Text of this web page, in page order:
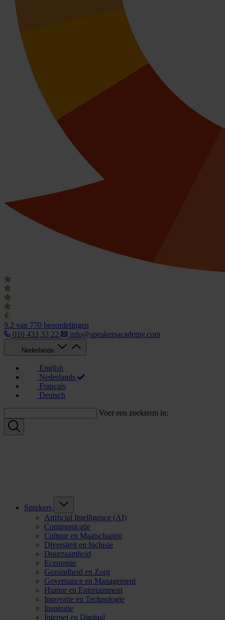
9.2 van 770 beoordelingen
010 433 33 22
info@speakersacademy.com
Nederlands
English
Nederlands
Français
Deutsch
Voer een zoekterm in:
Sprekers
Artificial Intelligence (AI)
Communicatie
Cultuur en Maatschappij
Diversiteit en Inclusie
Duurzaamheid
Economie
Gezondheid en Zorg
Governance en Management
Humor en Entertainment
Innovatie en Technologie
Inspiratie
Internet en Digitaal